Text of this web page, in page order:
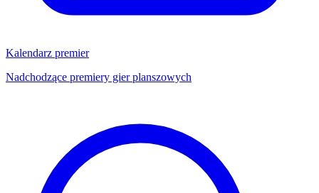
Kalendarz premier
Nadchodzące premiery gier planszowych